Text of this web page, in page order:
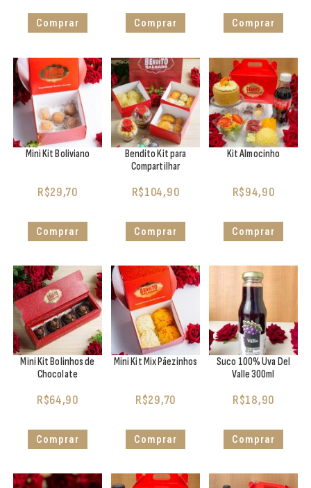
Comprar Comprar Comprar
Mini Kit Boliviano
R$29,70
Comprar
Bendito Kit para
Compartilhar
R$104,90
Comprar
Kit Almocinho
R$94,90
Comprar
Mini Kit Bolinhos de
Chocolate
R$64,90
Comprar
Mini Kit Mix Pãezinhos
R$29,70
Comprar
Suco 100% Uva Del
Valle 300ml
R$18,90
Comprar